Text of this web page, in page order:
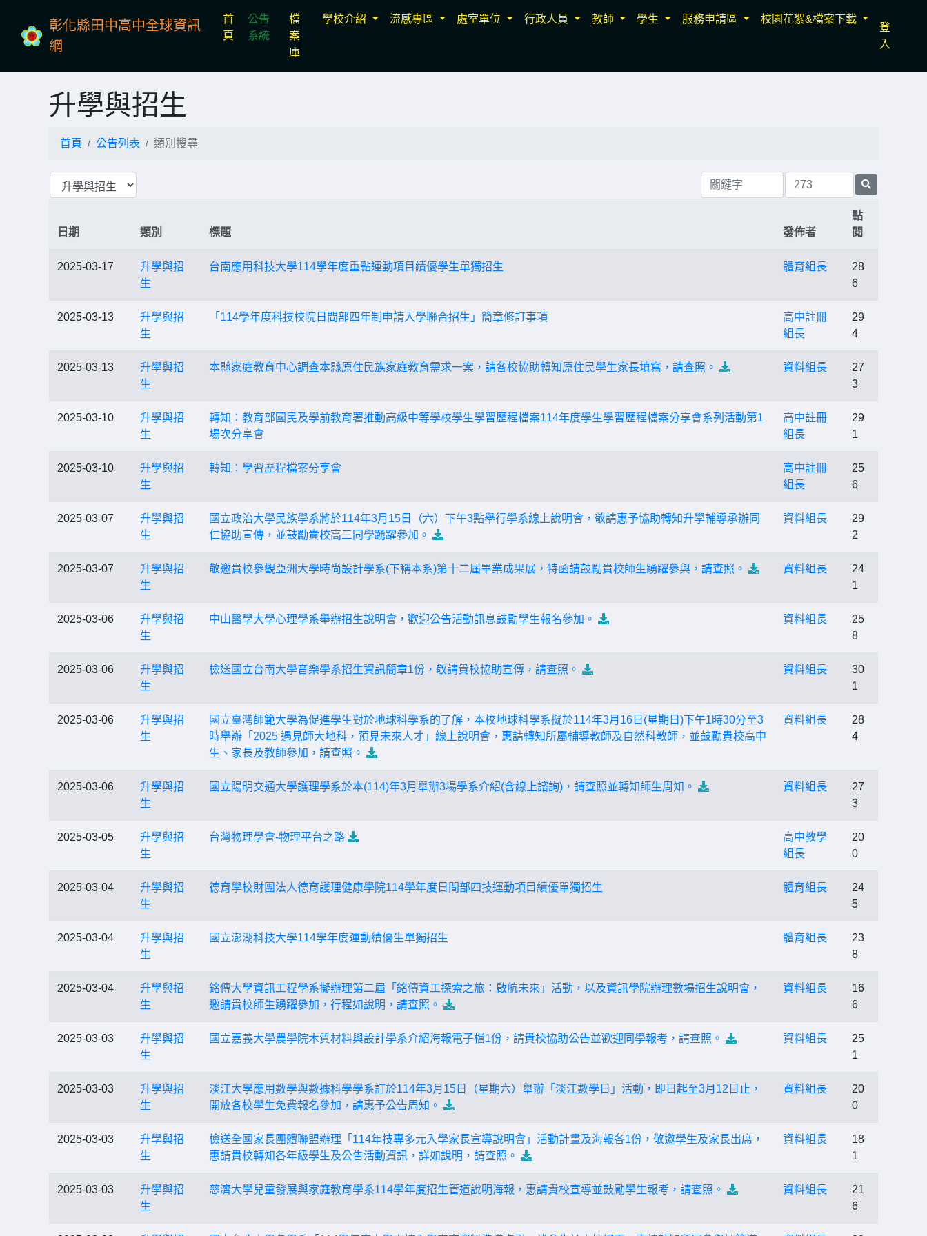
彰化縣田中高中全球資訊
網
首
頁 (current)
公告
系統
檔
案
庫
學校介紹 流感專區 處室單位 行政人員 教師 學生 服務申請區 校園花絮&檔案下載
登
入
升學與招生
首頁 公告列表 類別搜尋
日期 類別 標題 發佈者
點
閱
2025-03-17
升學與招
生
台南應用科技大學114學年度重點運動項目績優學生單獨招生 體育組長
28
6
2025-03-13
升學與招
生
「114學年度科技校院日間部四年制申請入學聯合招生」簡章修訂事項
高中註冊
組長
29
4
2025-03-13
升學與招
生
本縣家庭教育中心調查本縣原住民族家庭教育需求一案，請各校協助轉知原住民學生家長填寫，請查照。 資料組長
27
3
2025-03-10
升學與招
生
轉知：教育部國民及學前教育署推動高級中等學校學生學習歷程檔案114年度學生學習歷程檔案分享會系列活動第1
場次分享會
高中註冊
組長
29
1
2025-03-10
升學與招
生
轉知：學習歷程檔案分享會
高中註冊
組長
25
6
2025-03-07
升學與招
生
國立政治大學民族學系將於114年3月15日（六）下午3點舉行學系線上說明會，敬請惠予協助轉知升學輔導承辦同
仁協助宣傳，並鼓勵貴校高三同學踴躍參加。
資料組長
29
2
2025-03-07
升學與招
生
敬邀貴校參觀亞洲大學時尚設計學系(下稱本系)第十二屆畢業成果展，特函請鼓勵貴校師生踴躍參與，請查照。 資料組長
24
1
2025-03-06
升學與招
生
中山醫學大學心理學系舉辦招生說明會，歡迎公告活動訊息鼓勵學生報名參加。 資料組長
25
8
2025-03-06
升學與招
生
檢送國立台南大學音樂學系招生資訊簡章1份，敬請貴校協助宣傳，請查照。 資料組長
30
1
2025-03-06
升學與招
生
國立臺灣師範大學為促進學生對於地球科學系的了解，本校地球科學系擬於114年3月16日(星期日)下午1時30分至3
時舉辦「2025 遇見師大地科，預見未來人才」線上說明會，惠請轉知所屬輔導教師及自然科教師，並鼓勵貴校高中
生、家長及教師參加，請查照。
資料組長
28
4
2025-03-06
升學與招
生
國立陽明交通大學護理學系於本(114)年3月舉辦3場學系介紹(含線上諮詢)，請查照並轉知師生周知。 資料組長
27
3
2025-03-05
升學與招
生
台灣物理學會-物理平台之路
高中教學
組長
20
0
2025-03-04
升學與招
生
德育學校財團法人德育護理健康學院114學年度日間部四技運動項目績優單獨招生 體育組長
24
5
2025-03-04
升學與招
生
國立澎湖科技大學114學年度運動績優生單獨招生 體育組長
23
8
2025-03-04
升學與招
生
銘傳大學資訊工程學系擬辦理第二屆「銘傳資工探索之旅：啟航未來」活動，以及資訊學院辦理數場招生說明會，
邀請貴校師生踴躍參加，行程如說明，請查照。
資料組長
16
6
2025-03-03
升學與招
生
國立嘉義大學農學院木質材料與設計學系介紹海報電子檔1份，請貴校協助公告並歡迎同學報考，請查照。 資料組長
25
1
2025-03-03
升學與招
生
淡江大學應用數學與數據科學學系訂於114年3月15日（星期六）舉辦「淡江數學日」活動，即日起至3月12日止，
開放各校學生免費報名參加，請惠予公告周知。
資料組長
20
0
2025-03-03
升學與招
生
檢送全國家長團體聯盟辦理「114年技專多元入學家長宣導說明會」活動計畫及海報各1份，敬邀學生及家長出席，
惠請貴校轉知各年級學生及公告活動資訊，詳如說明，請查照。
資料組長
18
1
2025-03-03
升學與招
生
慈濟大學兒童發展與家庭教育學系114學年度招生管道說明海報，惠請貴校宣導並鼓勵學生報考，請查照。 資料組長
21
6